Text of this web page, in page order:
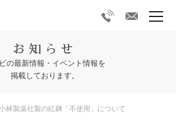
お知らせ
の最新情報・イベント情報を
掲載しております。
林製薬社製の紅麹「不使用」について